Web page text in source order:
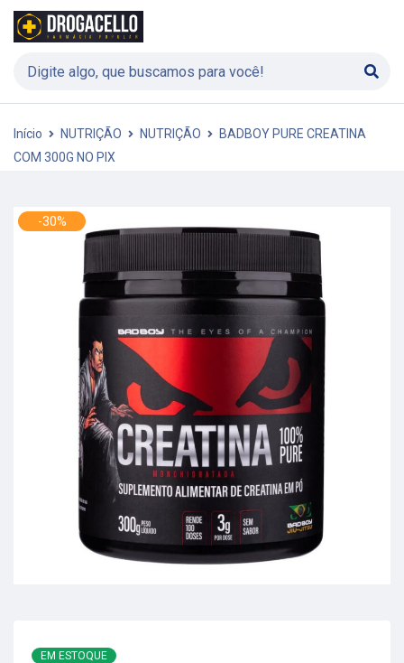
Início NUTRIÇÃO NUTRIÇÃO
BADBOY PURE CREATINA
COM 300G NO PIX
-30%
EM ESTOQUE